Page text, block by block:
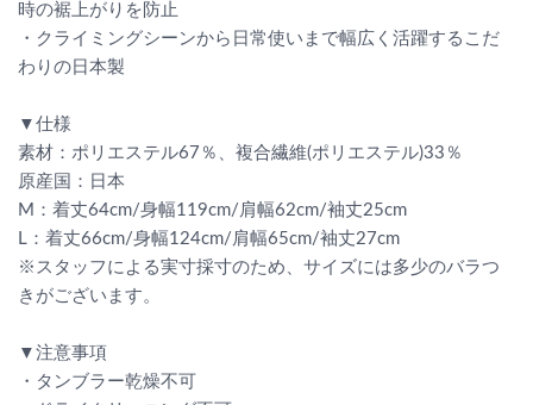
時の裾上がりを防止
・クライミングシーンから日常使いまで幅広く活躍するこだ
わりの日本製
▼仕様
素材：ポリエステル67％、複合繊維(ポリエステル)33％
原産国：日本
M：着丈64cm/身幅119cm/肩幅62cm/袖丈25cm
L：着丈66cm/身幅124cm/肩幅65cm/袖丈27cm
※スタッフによる実寸採寸のため、サイズには多少のバラつ
きがございます。
▼注意事項
・タンブラー乾燥不可